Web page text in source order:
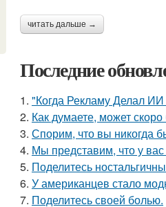
читать дальше →
Последние
1. "Когда Рекламу Делал
2. Как думаете, может
3. Спорим, что вы никогда
4. Мы представим, что у
5. Поделитесь
6. У американцев стало
7. Поделитесь своей болью.